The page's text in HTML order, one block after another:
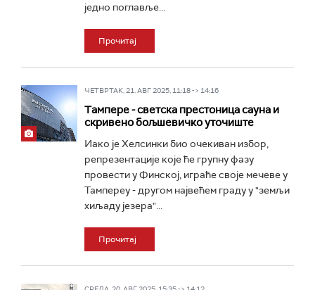
једно поглавље...
Прочитај
ЧЕТВРТАК, 21. АВГ 2025, 11:18 -> 14:16
Тaмпере - светска престоница сауна и
скривено бољшевичко уточиште
Иако је Хелсинки био очекиван избор,
репрезентације које ће групну фазу
провести у Финској, играће своје мечеве у
Тампереу - другом највећем граду у "земљи
хиљаду језера"...
Прочитај